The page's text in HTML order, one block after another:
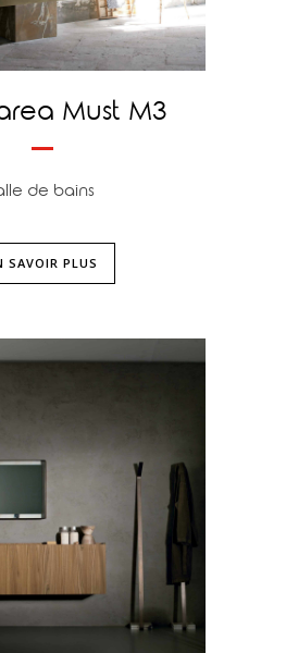
Must M3
de bains
SAVOIR PLUS